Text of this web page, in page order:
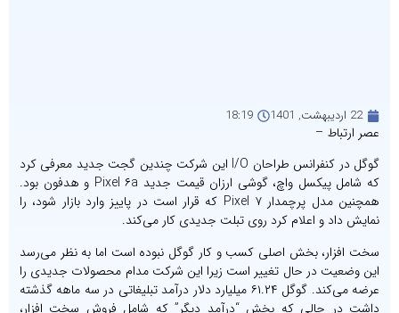
22 اردیبهشت, 1401 18:19
عصر ارتباط –
گوگل در کنفرانس طراحان I/O این شرکت چندین گجت جدید معرفی کرد
که شامل پیکسل واچ، گوشی ارزان قیمت جدید Pixel ۶a و هدفون بود.
همچنین مدل پرچمدار Pixel ۷ که قرار است در پاییز وارد بازار شود، را
نمایش داد و اعلام کرد روی تبلت جدیدی کار می‌کند.
سخت افزار، بخش اصلی کسب و کار گوگل نبوده است اما به نظر می‌رسد
این وضعیت در حال تغییر است زیرا این شرکت مدام محصولات جدیدی را
عرضه می‌کند. گوگل ۶۱.۲۴ میلیارد دلار درآمد تبلیغاتی در سه ماهه گذشته
داشت در حالی که بخش “درآمد دیگر” که شامل فروش سخت افزار،